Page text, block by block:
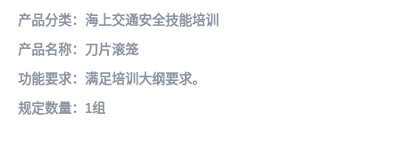
产品分类：海上交通安全技能培训
产品名称：刀片滚笼
功能要求：满足培训大纲要求。
规定数量：1组